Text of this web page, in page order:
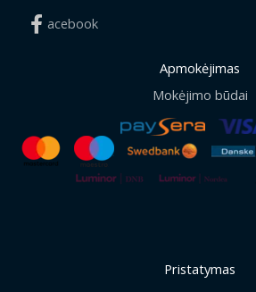
acebook
Apmokėjimas
Mokėjimo būdai
Pristatymas